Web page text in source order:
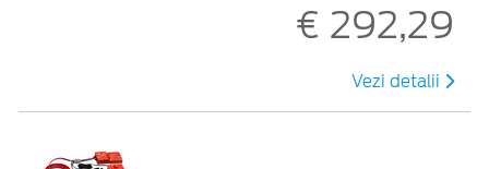
€ 292,29
Vezi detalii